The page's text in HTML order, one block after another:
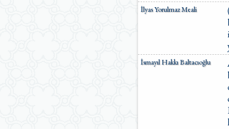
İlyas Yorulmaz Meali
İsmayıl Hakkı Baltacıoğlu